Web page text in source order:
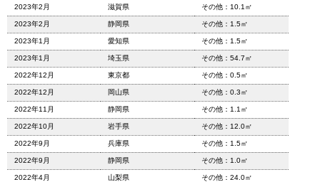
2023年2月 滋賀県 その他：10.1㎡
2023年2月 静岡県 その他：1.5㎡
2023年1月 愛知県 その他：1.5㎡
2023年1月 埼玉県 その他：54.7㎡
2022年12月 東京都 その他：0.5㎡
2022年12月 岡山県 その他：0.3㎡
2022年11月 静岡県 その他：1.1㎡
2022年10月 岩手県 その他：12.0㎡
2022年9月 兵庫県 その他：1.5㎡
2022年9月 静岡県 その他：1.0㎡
2022年4月 山梨県 その他：24.0㎡